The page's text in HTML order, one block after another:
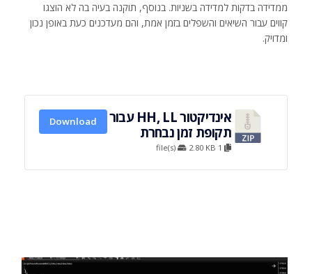
ממדידה בדקות למדידה בשניות. בנוסף, תוקנה בעיה בה לא הוצגו
קווים עבור השיאים והשפלים בזמן אמת, והם מעדכנים כעת באופן נכון
ומדויק.
אינדיקטור HH, LL עבור
תקופת זמן נבחרת
2.80 KB
Download